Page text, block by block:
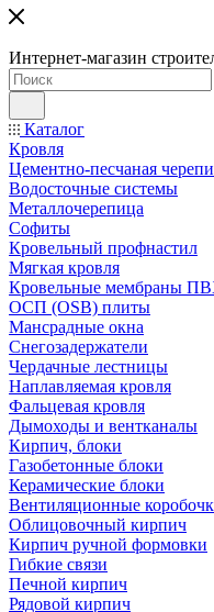
Интернет-магазин
Каталог
Кровля
Цементно-песчаная
Водосточные системы
Металлочерепица
Софиты
Кровельный профнастил
Мягкая кровля
Кровельные мембраны
ОСП (OSB) плиты
Мансрадные окна
Снегозадержатели
Чердачные лестницы
Наплавляемая кровля
Фальцевая кровля
Дымоходы и вентканалы
Кирпич, блоки
Газобетонные блоки
Керамические блоки
Вентиляционные
Облицовочный кирпич
Кирпич ручной формовки
Гибкие связи
Печной кирпич
Рядовой кирпич